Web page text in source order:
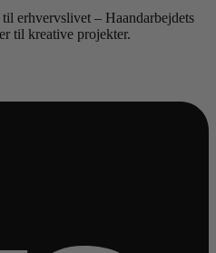
erhvervslivet – Haandarbejdets
til kreative projekter.